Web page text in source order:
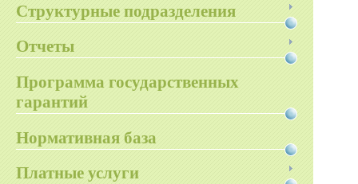
Структурные подразделения
Отчеты
Программа государственных
гарантий
Нормативная база
Платные услуги